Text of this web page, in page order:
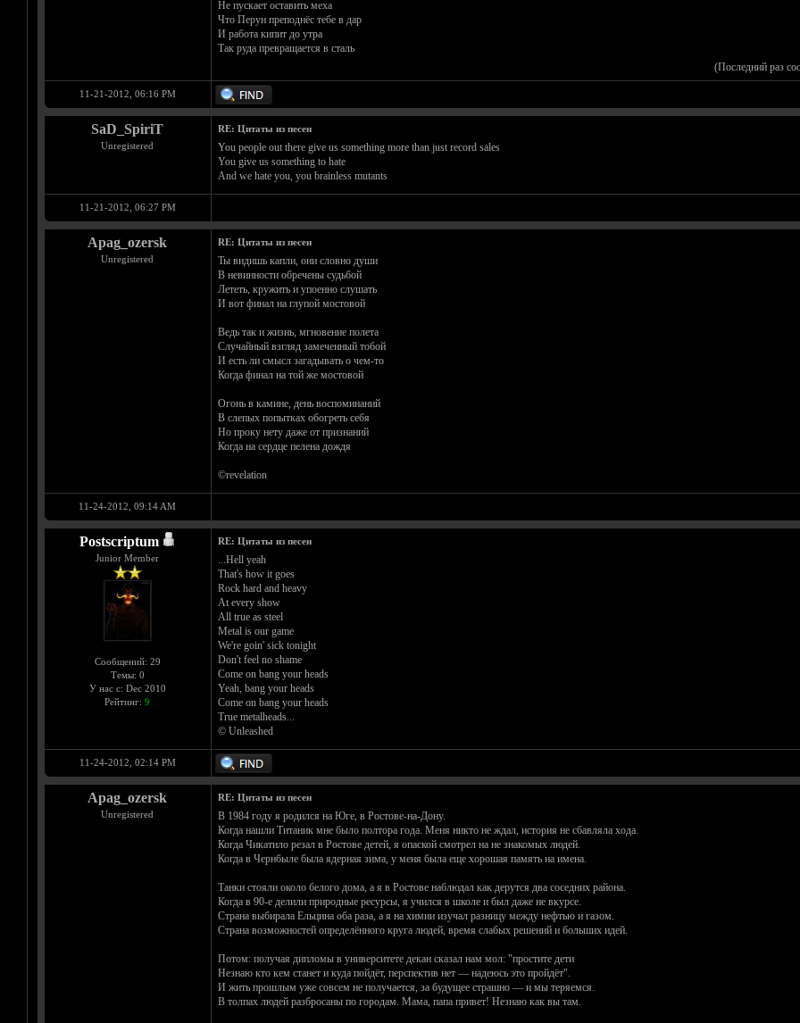
Не пускает оставить меха
Что Перун преподнёс тебе в дар
И работа кипит до утра
Так руда превращается в сталь
(Последний раз
11-21-2012, 06:16 PM
SaD_SpiriT
Unregistered
RE: Цитаты из песен
You people out there give us something more than just record sales
You give us something to hate
And we hate you, you brainless mutants
11-21-2012, 06:27 PM
Apag_ozersk
Unregistered
RE: Цитаты из песен
Ты видишь капли, они словно души
В невинности обречены судьбой
Лететь, кружить и упоенно слушать
И вот финал на глупой мостовой
Ведь так и жизнь, мгновение полета
Случайный взгляд замеченный тобой
И есть ли смысл загадывать о чем-то
Когда финал на той же мостовой
Огонь в камине, день воспоминаний
В слепых попытках обогреть себя
Но проку нету даже от признаний
Когда на сердце пелена дождя
©revelation
11-24-2012, 09:14 AM
Postscriptum
Junior Member
Сообщений: 29
Темы: 0
У нас с: Dec 2010
Рейтинг: 9
RE: Цитаты из песен
...Hell yeah
That's how it goes
Rock hard and heavy
At every show
All true as steel
Metal is our game
We're goin' sick tonight
Don't feel no shame
Come on bang your heads
Yeah, bang your heads
Come on bang your heads
True metalheads...
© Unleashed
11-24-2012, 02:14 PM
Apag_ozersk
Unregistered
RE: Цитаты из песен
В 1984 году я родился на Юге, в Ростове-на-Дону.
Когда нашли Титаник мне было полтора года. Меня никто не ждал, история не сбавляла хода.
Когда Чикатило резал в Ростове детей, я опаской смотрел на не знакомых людей.
Когда в Чернбыле была ядерная зима, у меня была еще хорошая память на имена.
Танки стояли около белого дома, а я в Ростове наблюдал как дерутся два соседних района.
Когда в 90-е делили природные ресурсы, я учился в школе и был даже не вкурсе.
Страна выбирала Ельцина оба раза, а я на химии изучал разницу между нефтью и газом.
Страна возможностей определённого круга людей, время слабых решений и больших идей.
Потом: получая дипломы в университете декан сказал нам мол: "простите дети
Незнаю кто кем станет и куда пойдёт, перспектив нет — надеюсь это пройдёт".
И жить прошлым уже совсем не получается, за будущее страшно — и мы теряемся.
В толпах людей разбросаны по городам. Мама, папа привет! Незнаю как вы там.